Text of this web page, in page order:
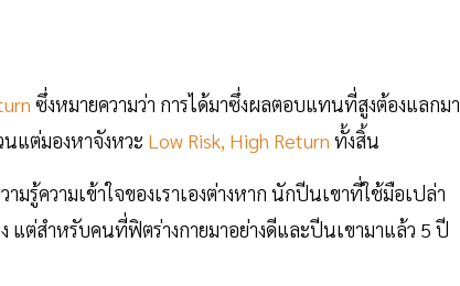
ซึ่งหมายความว่า การได้มาซึ่งผลตอบแทนที่สูงต้องแลกมา
แต่มองหาจังหวะ Low Risk, High Return ทั้งสิ้น
รู้ความเข้าใจของเราเองต่างหาก นักปีนเขาที่ใช้มือเปล่า
ต่สำหรับคนที่ฟิตร่างกายมาอย่างดีและปีนเขามาแล้ว 5 ปี